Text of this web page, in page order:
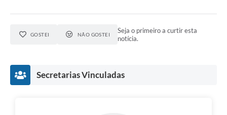
GOSTEI NÃO GOSTEI
Seja o primeiro a curtir esta
notícia.
Secretarias Vinculadas